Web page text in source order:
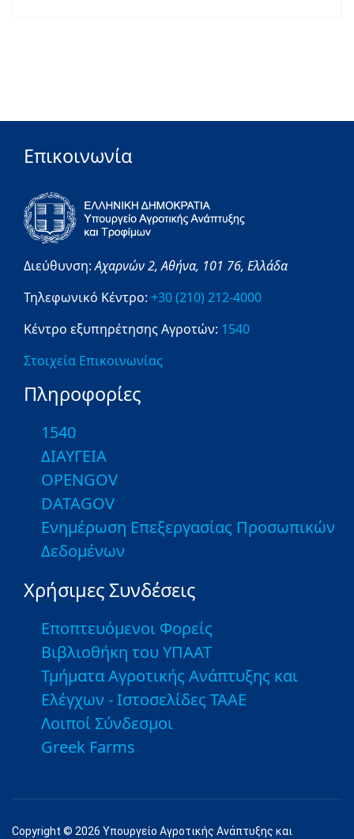
Επικοινωνία
Διεύθυνση:Αχαρνών 2,Αθήνα, 101 76, Ελλάδα
Τηλεφωνικό Κέντρο: +30 (210) 212-4000
Κέντρο εξυπηρέτησης Αγροτών: 1540
Στοιχεία Επικοινωνίας
Πληροφορίες
1540
ΔΙΑΥΓΕΙΑ
OPENGOV
DATAGOV
Ενημέρωση Επεξεργασίας Προσωπικών
Δεδομένων
Χρήσιμες Συνδέσεις
Εποπτευόμενοι Φορείς
Βιβλιοθήκη του ΥΠΑΑΤ
Τμήματα Αγροτικής Ανάπτυξης και
Ελέγχων - Ιστοσελίδες ΤΑΑΕ
Λοιποί Σύνδεσμοι
Greek Farms
Copyright © 2026 Υπουργείο Αγροτικής Ανάπτυξης και